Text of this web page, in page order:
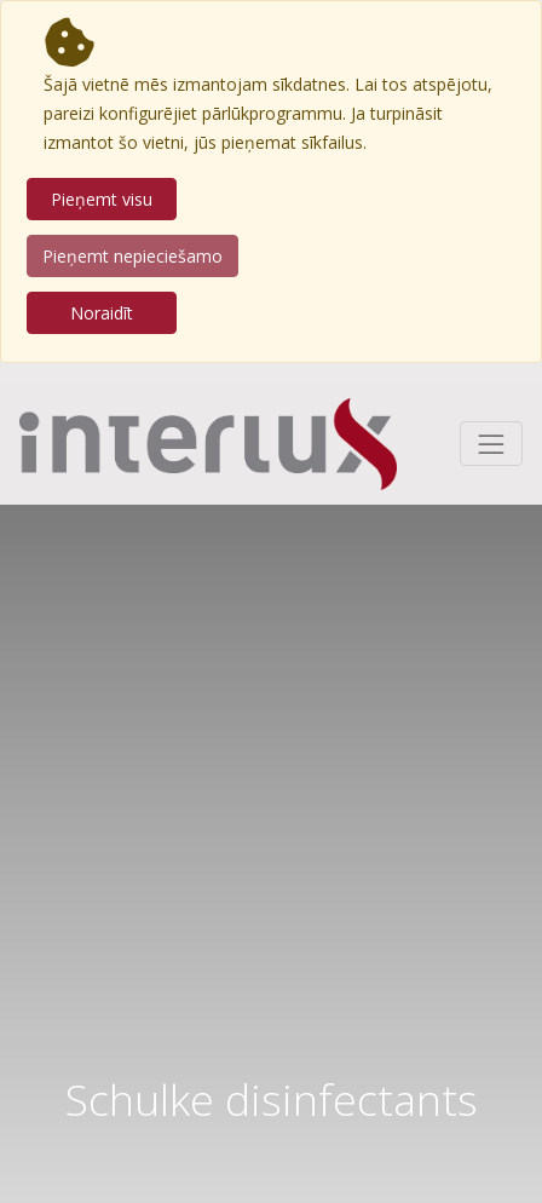
Šajā vietnē mēs izmantojam sīkdatnes. Lai tos atspējotu,
pareizi konfigurējiet pārlūkprogrammu. Ja turpināsit
izmantot šo vietni, jūs pieņemat sīkfailus.
Pieņemt visu
Pieņemt nepieciešamo
Noraidīt
Schulke disinfectants